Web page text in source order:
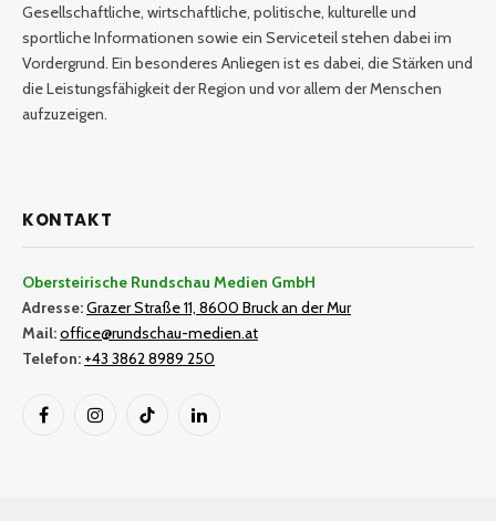
Gesellschaftliche, wirtschaftliche, politische, kulturelle und
sportliche Informationen sowie ein Serviceteil stehen dabei im
Vordergrund. Ein besonderes Anliegen ist es dabei, die Stärken und
die Leistungsfähigkeit der Region und vor allem der Menschen
aufzuzeigen.
KONTAKT
Obersteirische Rundschau Medien GmbH
Adresse:Grazer Straße 11, 8600 Bruck an der Mur
Mail:office@rundschau-medien.at
Telefon: +43 3862 8989 250
FacebookInstagramTikTok LinkedIn